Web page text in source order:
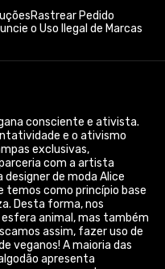
Rastrear Pedido
o Uso Ilegal de Marcas
consciente e ativista.
e o ativismo
exclusivas,
com a artista
de moda Alice
temos como princípio base
Desta forma, nos
animal, mas também
assim, fazer uso de
veganos! A maioria das
apresenta